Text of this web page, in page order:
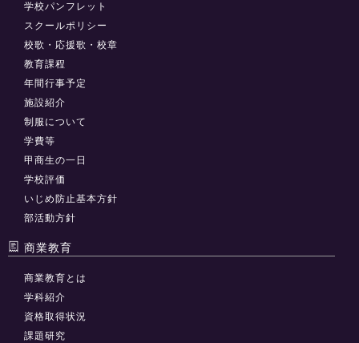
学校パンフレット
スクールポリシー
校歌・応援歌・校章
教育課程
年間行事予定
施設紹介
制服について
学費等
甲商生の一日
学校評価
いじめ防止基本方針
部活動方針
商業教育
商業教育とは
学科紹介
資格取得状況
課題研究